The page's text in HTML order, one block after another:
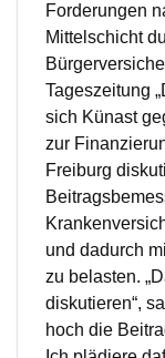
Forderungen
Mittelschicht
Tageszeitung
sich Künast
zur
Freiburg
und dadurch
zu belasten.
diskutieren“,
hoch die